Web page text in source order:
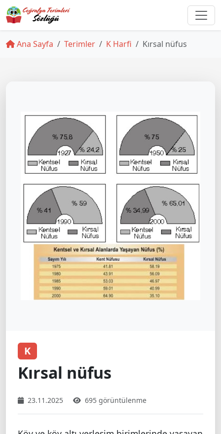
Ana Sayfa Terimler K Harfi Kırsal nüfus
K
Kırsal nüfus
23.11.2025 695 görüntülenme